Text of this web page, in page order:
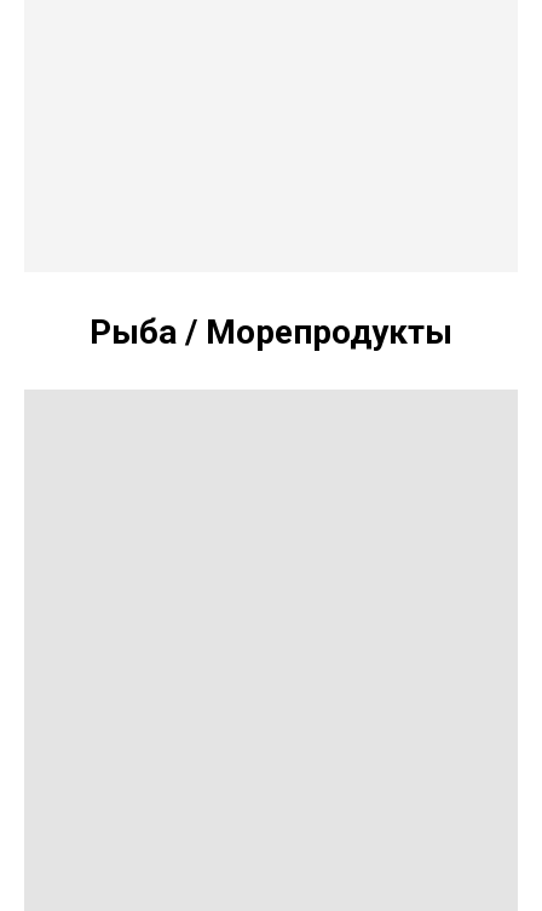
Рыба / Морепродукты